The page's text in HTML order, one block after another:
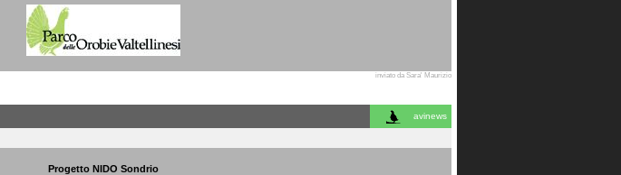
inviato da Sara' Maurizio
avinews
Progetto NIDO Sondrio